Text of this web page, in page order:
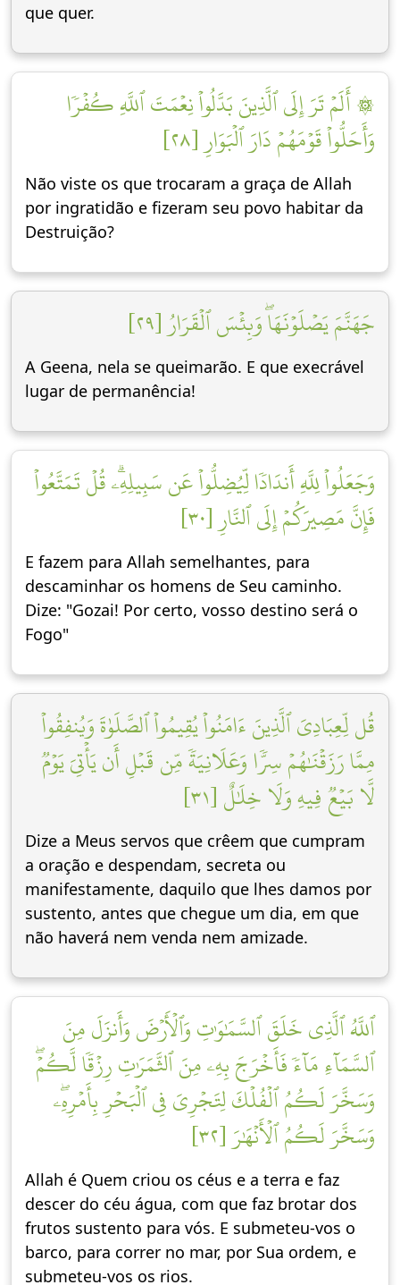
que quer.
۞ أَلَمۡ تَرَ إِلَى ٱلَّذِينَ بَدَّلُواْ نِعۡمَتَ ٱللَّهِ كُفۡرٗا
وَأَحَلُّواْ قَوۡمَهُمۡ دَارَ ٱلۡبَوَارِ [٢٨]
Não viste os que trocaram a graça de Allah
por ingratidão e fizeram seu povo habitar da
Destruição?
جَهَنَّمَ يَصۡلَوۡنَهَاۖ وَبِئۡسَ ٱلۡقَرَارُ [٢٩]
A Geena, nela se queimarão. E que execrável
lugar de permanência!
وَجَعَلُواْ لِلَّهِ أَندَادٗا لِّيُضِلُّواْ عَن سَبِيلِهِۦۗ قُلۡ تَمَتَّعُواْ
فَإِنَّ مَصِيرَكُمۡ إِلَى ٱلنَّارِ [٣٠]
E fazem para Allah semelhantes, para
descaminhar os homens de Seu caminho.
Dize: "Gozai! Por certo, vosso destino será o
Fogo"
قُل لِّعِبَادِيَ ٱلَّذِينَ ءَامَنُواْ يُقِيمُواْ ٱلصَّلَوٰةَ وَيُنفِقُواْ
مِمَّا رَزَقۡنَٰهُمۡ سِرّٗا وَعَلَانِيَةٗ مِّن قَبۡلِ أَن يَأۡتِيَ يَوۡمٞ
لَّا بَيۡعٞ فِيهِ وَلَا خِلَٰلٌ [٣١]
Dize a Meus servos que crêem que cumpram
a oração e despendam, secreta ou
manifestamente, daquilo que lhes damos por
sustento, antes que chegue um dia, em que
não haverá nem venda nem amizade.
ٱللَّهُ ٱلَّذِي خَلَقَ ٱلسَّمَٰوَٰتِ وَٱلۡأَرۡضَ وَأَنزَلَ مِنَ
ٱلسَّمَآءِ مَآءٗ فَأَخۡرَجَ بِهِۦ مِنَ ٱلثَّمَرَٰتِ رِزۡقٗا لَّكُمۡۖ
وَسَخَّرَ لَكُمُ ٱلۡفُلۡكَ لِتَجۡرِيَ فِي ٱلۡبَحۡرِ بِأَمۡرِهِۦۖ
وَسَخَّرَ لَكُمُ ٱلۡأَنۡهَٰرَ [٣٢]
Allah é Quem criou os céus e a terra e faz
descer do céu água, com que faz brotar dos
frutos sustento para vós. E submeteu-vos o
barco, para correr no mar, por Sua ordem, e
submeteu-vos os rios.